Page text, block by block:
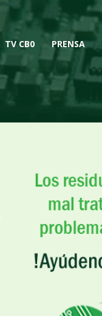
TV CB0 PRENSA